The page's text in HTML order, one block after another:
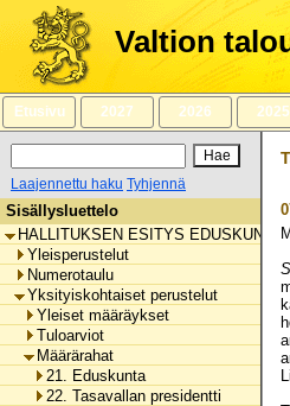
Siirry
sisältöön
Valtion
Etusivu 2027 2026 2025
Laajennettu haku Tyhjennä
Sisällysluettelo
HALLITUKSEN ESITYS
Yleisperustelut
Numerotaulu
Yksityiskohtaiset perustelut
Yleiset määräykset
Tuloarviot
Määrärahat
21. Eduskunta
22. Tasavallan presidentti